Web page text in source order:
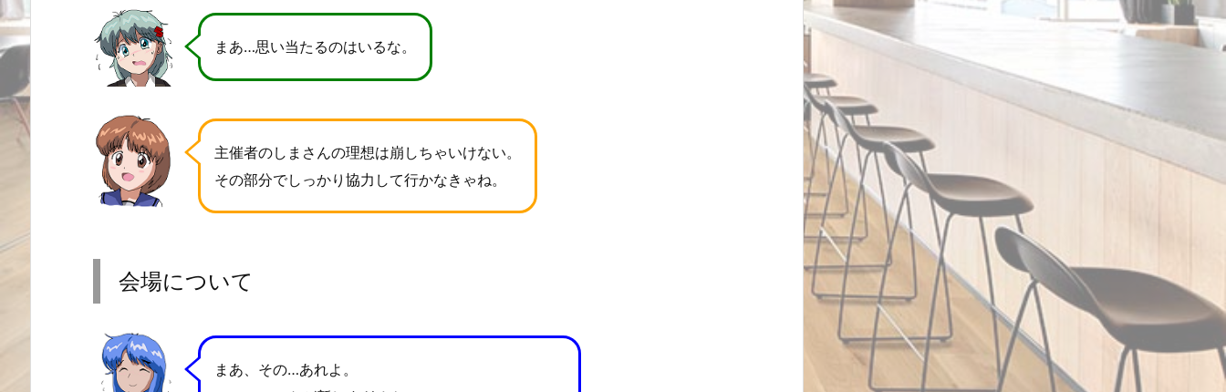
まあ…思い当たるのはいるな。
主催者のしまさんの理想は崩しちゃいけない。
その部分でしっかり協力して行かなきゃね。
会場について
まあ、その…あれよ。